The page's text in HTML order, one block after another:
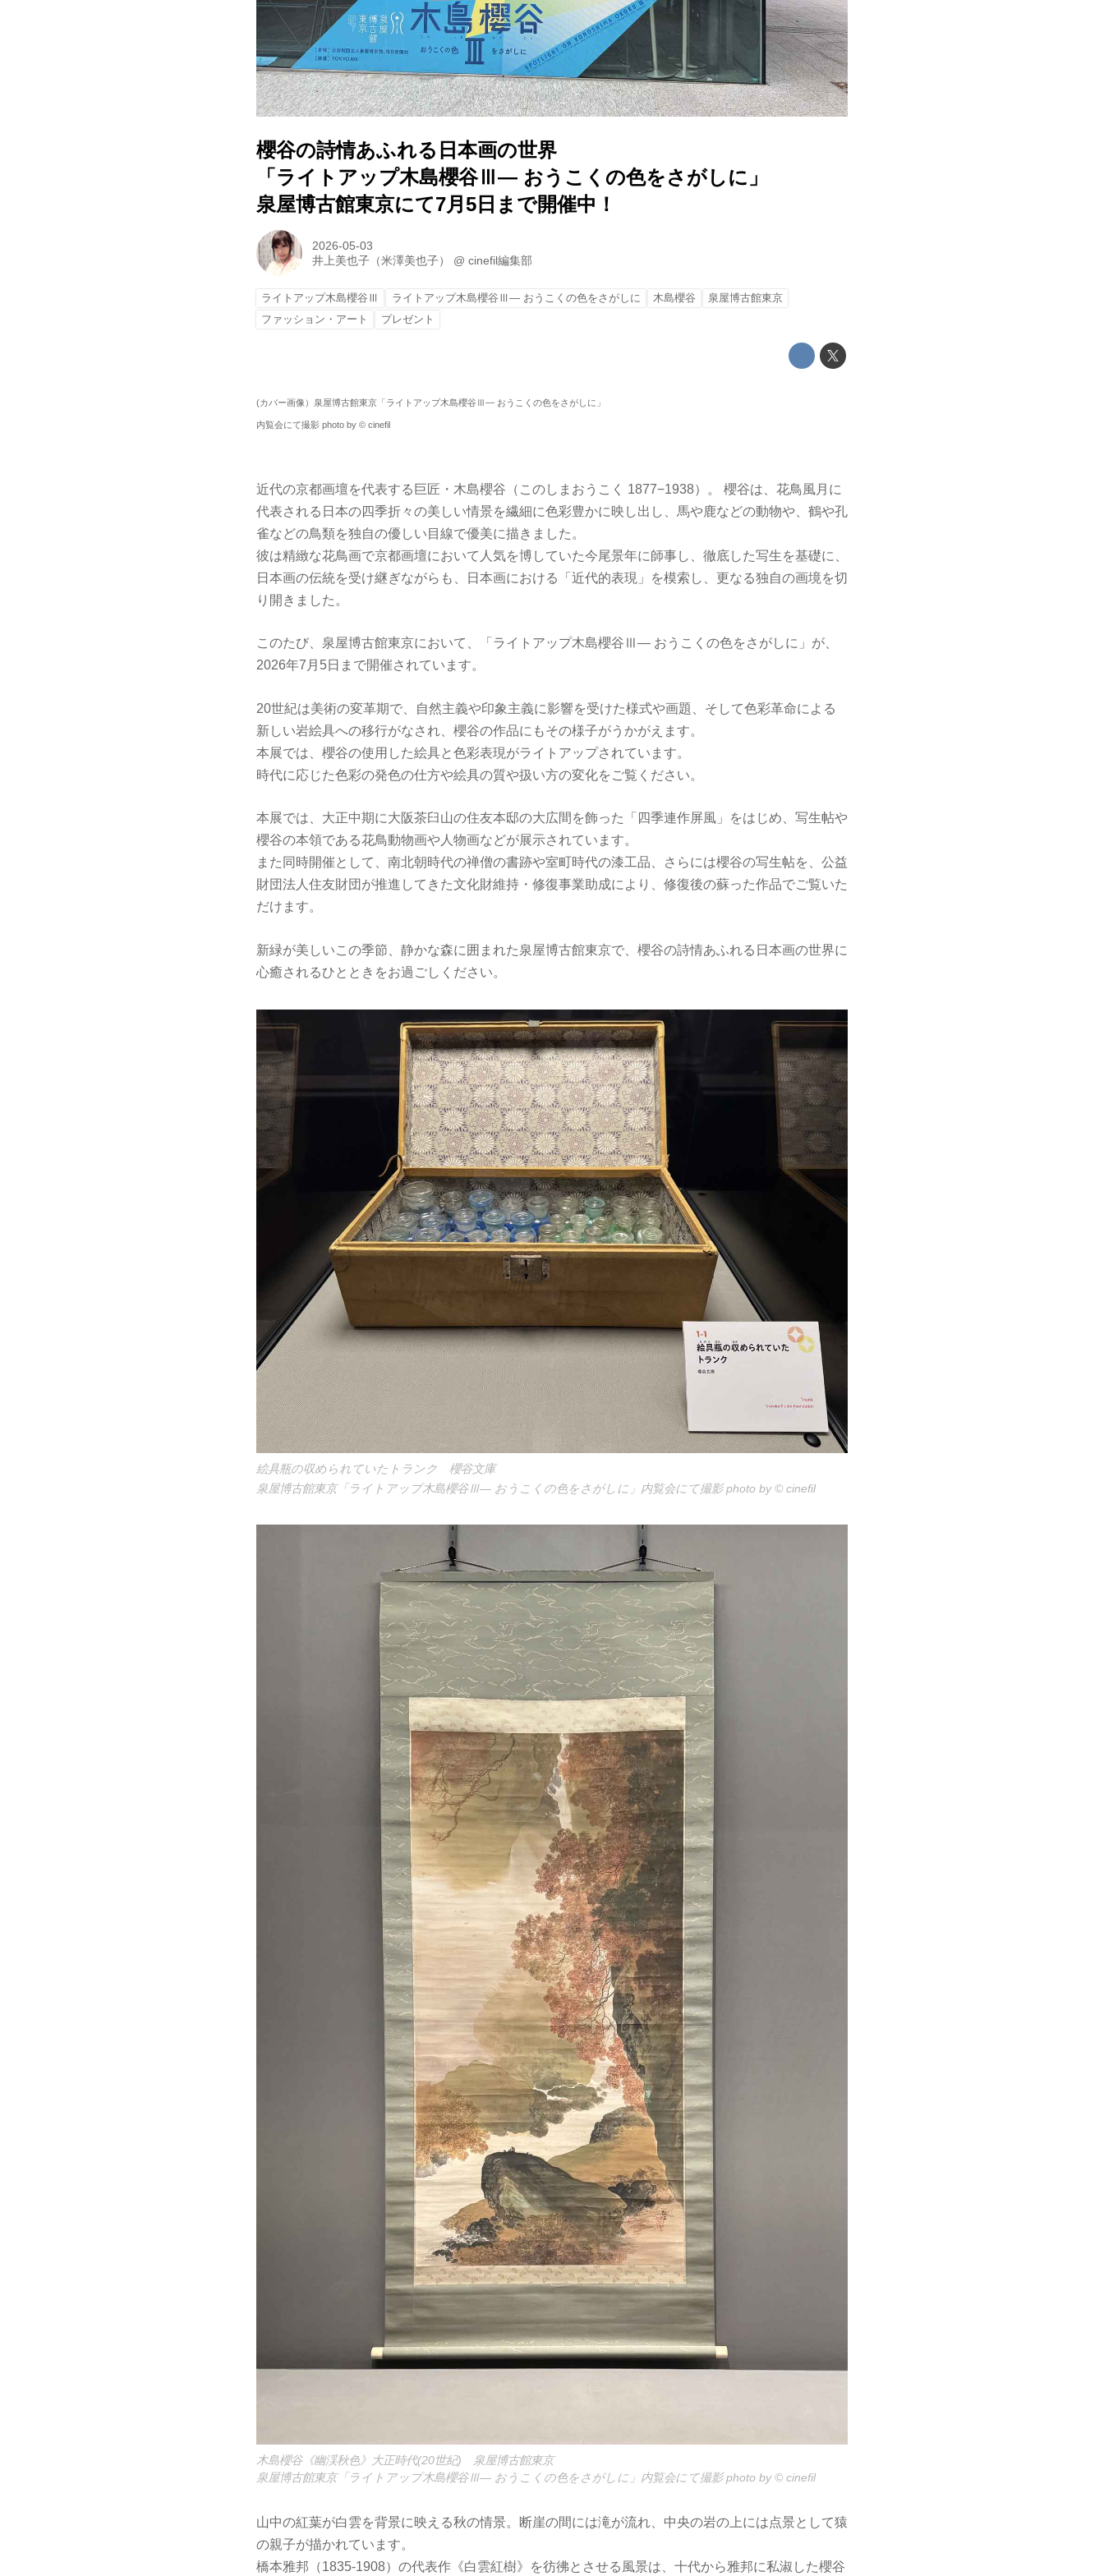
櫻谷の詩情あふれる日本画の世界
「ライトアップ木島櫻谷Ⅲ― おうこくの色をさがしに」
泉屋博古館東京にて7月5日まで開催中！
2026-05-03
井上美也子（米澤美也子）
@cinefil編集部
ライトアップ木島櫻谷Ⅲ ライトアップ木島櫻谷Ⅲ― おうこくの色をさがしに 木島櫻谷
泉屋博古館東京
ファッション・アート
プレゼント
(カバー画像）泉屋博古館東京「ライトアップ木島櫻谷Ⅲ― おうこくの色をさがしに」
内覧会にて撮影 photo by © cinefil
近代の京都画壇を代表する巨匠・木島櫻谷（このしまおうこく 1877−1938）。 櫻谷は、花鳥風月に
代表される日本の四季折々の美しい情景を繊細に色彩豊かに映し出し、馬や鹿などの動物や、鶴や孔
雀などの鳥類を独自の優しい目線で優美に描きました。
彼は精緻な花鳥画で京都画壇において人気を博していた今尾景年に師事し、徹底した写生を基礎に、
日本画の伝統を受け継ぎながらも、日本画における「近代的表現」を模索し、更なる独自の画境を切
り開きました。
このたび、泉屋博古館東京において、「ライトアップ木島櫻谷Ⅲ― おうこくの色をさがしに」が、
2026年7月5日まで開催されています。
20世紀は美術の変革期で、自然主義や印象主義に影響を受けた様式や画題、そして色彩革命による
新しい岩絵具への移行がなされ、櫻谷の作品にもその様子がうかがえます。
本展では、櫻谷の使用した絵具と色彩表現がライトアップされています。
時代に応じた色彩の発色の仕方や絵具の質や扱い方の変化をご覧ください。
本展では、大正中期に大阪茶臼山の住友本邸の大広間を飾った「四季連作屏風」をはじめ、写生帖や
櫻谷の本領である花鳥動物画や人物画などが展示されています。
また同時開催として、南北朝時代の禅僧の書跡や室町時代の漆工品、さらには櫻谷の写生帖を、公益
財団法人住友財団が推進してきた文化財維持・修復事業助成により、修復後の蘇った作品でご覧いた
だけます。
新緑が美しいこの季節、静かな森に囲まれた泉屋博古館東京で、櫻谷の詩情あふれる日本画の世界に
心癒されるひとときをお過ごしください。
絵具瓶の収められていたトランク 櫻谷文庫
泉屋博古館東京「ライトアップ木島櫻谷Ⅲ― おうこくの色をさがしに」内覧会にて撮影 photo by © cinefil
木島櫻谷《幽渓秋色》大正時代(20世紀) 泉屋博古館東京
泉屋博古館東京「ライトアップ木島櫻谷Ⅲ― おうこくの色をさがしに」内覧会にて撮影 photo by © cinefil
山中の紅葉が白雲を背景に映える秋の情景。断崖の間には滝が流れ、中央の岩の上には点景として猿
の親子が描かれています。
橋本雅邦（1835-1908）の代表作《白雲紅樹》を彷彿とさせる風景は、十代から雅邦に私淑した櫻谷